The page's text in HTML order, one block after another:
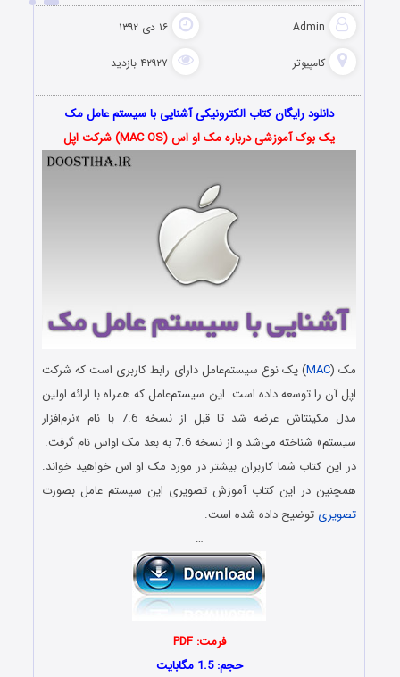
Admin ۱۶ دی ۱۳۹۲
کامپیوتر ۴۲۹۲۷ بازدید
دانلود رایگان کتاب الکترونیکی آشنایی با سیستم عامل مک
یک بوک آموزشی درباره مک او اس (MAC OS) شرکت اپل
مک (MAC) یک نوع سیستم‌عامل دارای رابط کاربری است که شرکت
اپل آن را توسعه داده است. این سیستم‌عامل که همراه با ارائه اولین
مدل مکینتاش عرضه شد تا قبل از نسخه 7.6 با نام «نرم‌افزار
سیستم» شناخته می‌شد و از نسخه 7.6 به بعد مک اواس نام گرفت.
در این کتاب شما کاربران بیشتر در مورد مک او اس خواهید خواند.
همچنین در این کتاب آموزش تصویری این سیستم عامل بصورت
تصویری توضیح داده شده است.
…
فرمت: PDF
حجم: 1.5 مگابایت